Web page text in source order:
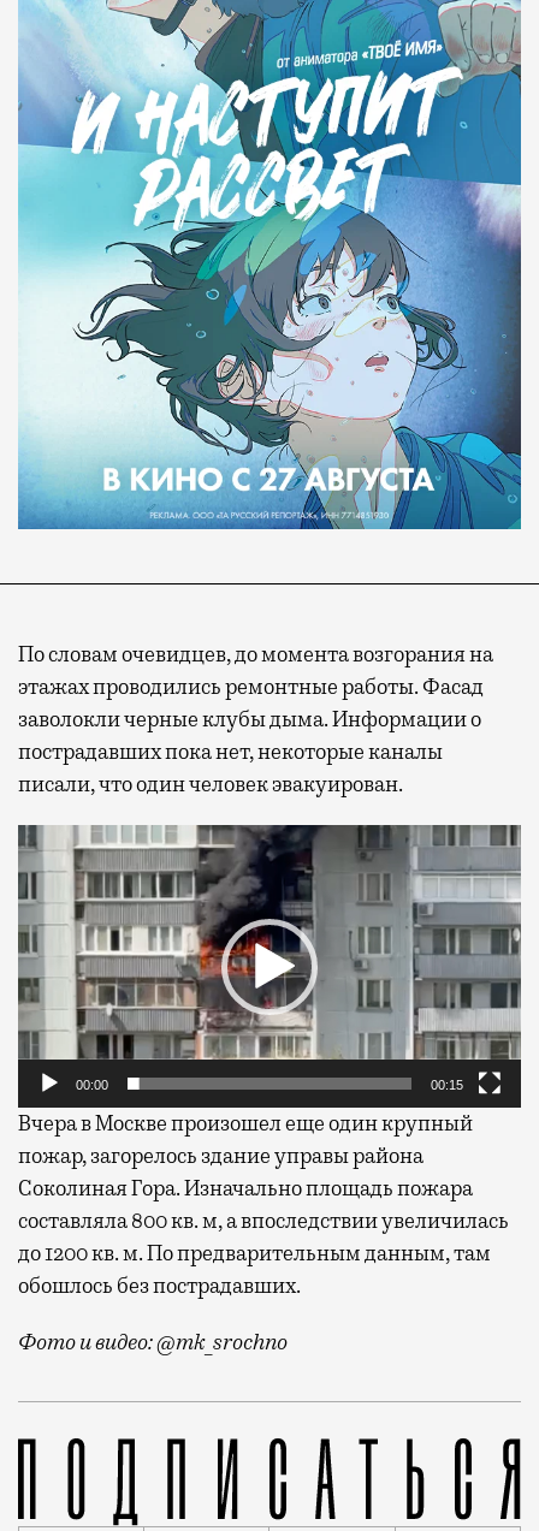
По словам очевидцев, до момента возгорания на
этажах проводились ремонтные работы. Фасад
заволокли черные клубы дыма. Информации о
пострадавших пока нет, некоторые каналы
писали, что один человек эвакуирован.
Видеоплеер
00:00 00:15
Вчера в Москве произошел еще один крупный
пожар, загорелось здание управы района
Соколиная Гора. Изначально площадь пожара
составляла 800 кв. м, а впоследствии увеличилась
до 1200 кв. м. По предварительным данным, там
обошлось без пострадавших.
Фото и видео: @mk_srochno
На Ленинском проспекте, 99, загорелся